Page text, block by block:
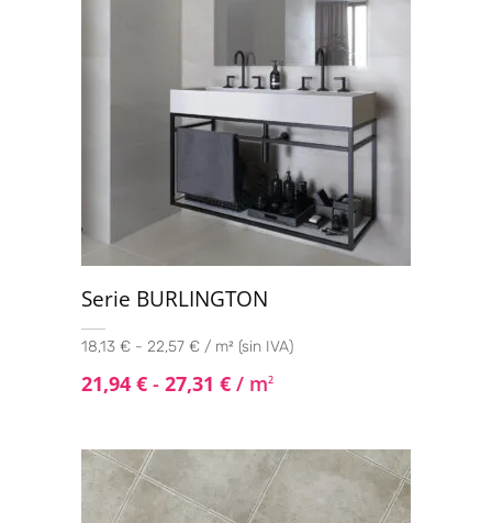
Serie BURLINGTON
18,13 € - 22,57 € / m² (sin IVA)
21,94 € - 27,31 € / m2